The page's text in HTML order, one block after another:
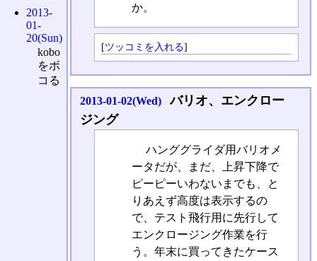
か。
[ツッコミを入れる]
2013-01-02(Wed)
バリオ、エンクロー
ジング
ハンググライダ用バリオメ
ータだが、まだ、上昇下降で
ピーピーいわないまでも、と
りあえず高度は表示するの
で、テスト飛行用に先行して
エンクロージング作業を行
う。年末に買ってきたケース
2013-
01-
20(Sun)
kobo
をボ
コる